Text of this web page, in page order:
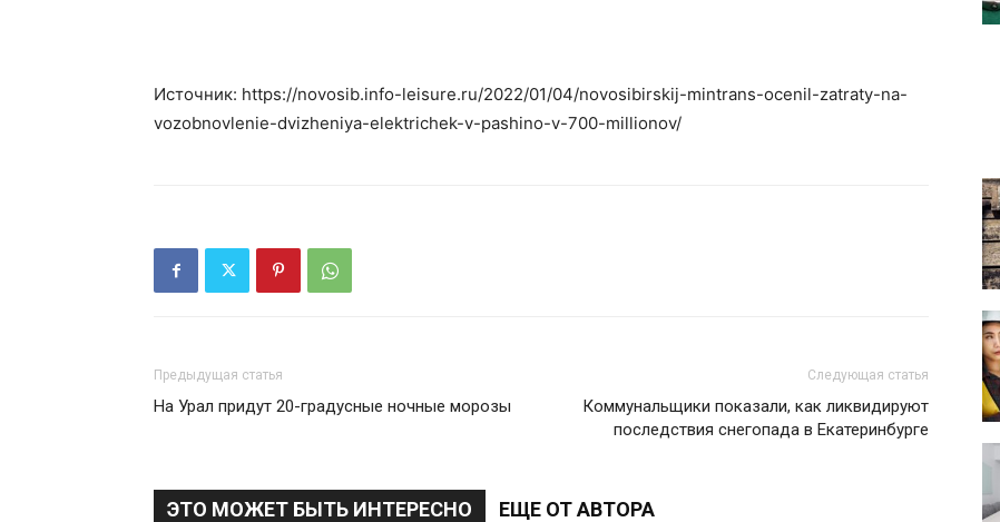
Источник: https://novosib.info-leisure.ru/2022/01/04/novosibirskij-mintrans-ocenil-zatraty-na-
vozobnovlenie-dvizheniya-elektrichek-v-pashino-v-700-millionov/
Предыдущая статья
На Урал придут 20-градусные ночные морозы
Следующая статья
Коммунальщики показали, как ликвидируют
последствия снегопада в Екатеринбурге
ЭТО МОЖЕТ БЫТЬ ИНТЕРЕСНО ЕЩЕ ОТ АВТОРА